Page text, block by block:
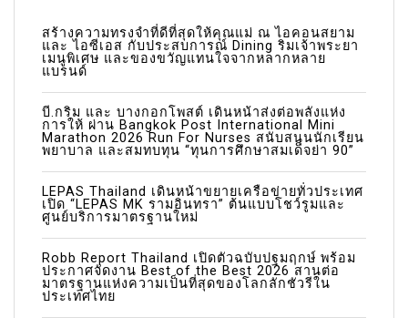
สร้างความทรงจำที่ดีที่สุดให้คุณแม่ ณ ไอคอนสยาม
และ ไอซีเอส กับประสบการณ์ Dining ริมเจ้าพระยา
เมนูพิเศษ และของขวัญแทนใจจากหลากหลาย
แบรนด์
บี.กริม และ บางกอกโพสต์ เดินหน้าส่งต่อพลังแห่ง
การให้ ผ่าน Bangkok Post International Mini
Marathon 2026 Run For Nurses สนับสนุนนักเรียน
พยาบาล และสมทบทุน “ทุนการศึกษาสมเด็จย่า 90”
LEPAS Thailand เดินหน้าขยายเครือข่ายทั่วประเทศ
เปิด “LEPAS MK รามอินทรา” ต้นแบบโชว์รูมและ
ศูนย์บริการมาตรฐานใหม่
Robb Report Thailand เปิดตัวฉบับปฐมฤกษ์ พร้อม
ประกาศจัดงาน Best of the Best 2026 สานต่อ
มาตรฐานแห่งความเป็นที่สุดของโลกลักชัวรีใน
ประเทศไทย